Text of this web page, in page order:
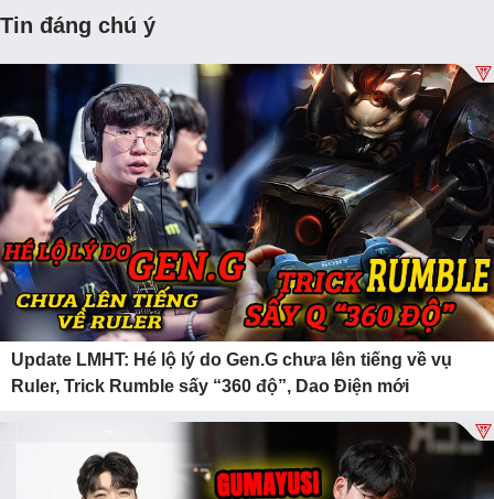
Tin đáng chú ý
Update LMHT: Hé lộ lý do Gen.G chưa lên tiếng về vụ
Ruler, Trick Rumble sấy “360 độ”, Dao Điện mới